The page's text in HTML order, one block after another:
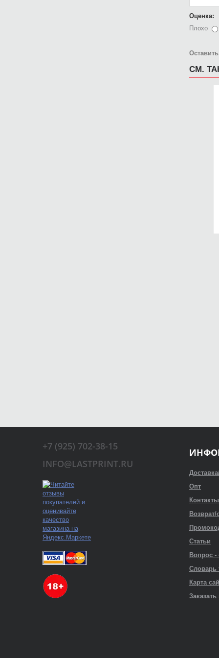
Оценка:
Плохо
СМ.
+7 (925) 702-38-15
INFO@LASTPRINT.RU
Опт
Контакты
Статьи
Вопрос -
Словарь
Карта